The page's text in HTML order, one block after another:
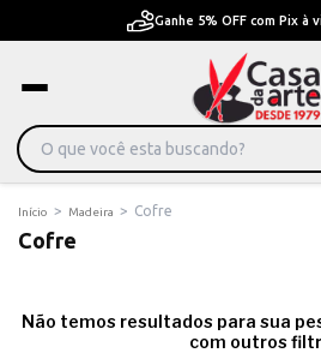
Ganhe 5% OFF com Pix à
Início > Madeira > Cofre
Cofre
Não temos resultados para sua
com outros